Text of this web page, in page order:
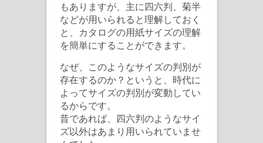
もありますが、主に四六判、菊半
などが用いられると理解しておく
と、カタログの用紙サイズの理解
を簡単にすることができます。
なぜ、このようなサイズの判別が
存在するのか？というと、時代に
よってサイズの判別が変動してい
るからです。
昔であれば、四六判のようなサイ
ズ以外はあまり用いられていませ